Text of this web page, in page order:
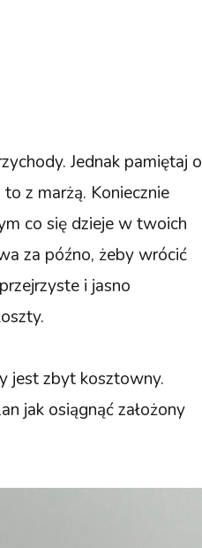
Jednak pamiętaj o
z marżą. Koniecznie
co się dzieje w twoich
za późno, żeby wrócić
i jasno
jest zbyt kosztowny.
jak osiągnąć założony